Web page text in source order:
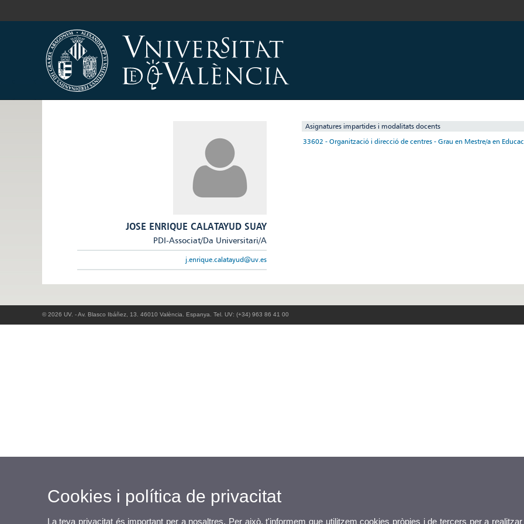
JOSE ENRIQUE CALATAYUD SUAY
PDI-Associat/Da Universitari/A
j.enrique.calatayud@uv.es
Asignatures impartides i modalitats docents
33602 - Organització i direcció de centres - Grau en Mestre/a en
© 2026 UV. - Av. Blasco Ibáñez, 13. 46010 València. Espanya. Tel. UV: (+34) 963 86 41 00
Cookies i política de privacitat
La teva privacitat és important per a nosaltres. Per això, t'informem que utilitzem cookies pròpies i de tercers per a realitzar